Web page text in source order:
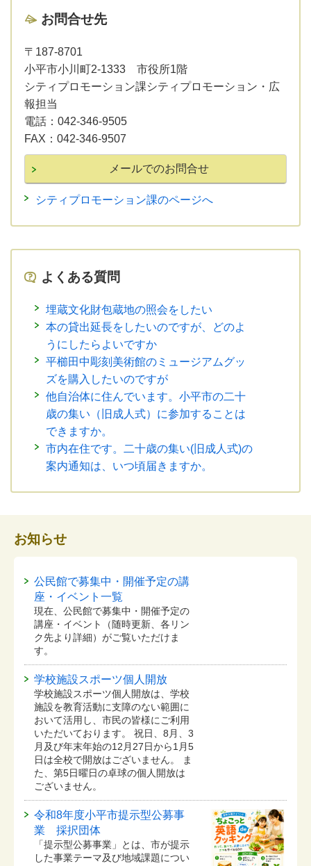
お問合せ先
〒187-8701
小平市小川町2-1333 市役所1階
シティプロモーション課シティプロモーション・広
報担当
電話： 042-346-9505
FAX： 042-346-9507
シティプロモーション課のページへ
よくある質問
埋蔵文化財包蔵地の照会をしたい
本の貸出延長をしたいのですが、どのよ
うにしたらよいですか
平櫛田中彫刻美術館のミュージアムグッ
ズを購入したいのですが
他自治体に住んでいます。小平市の二十
歳の集い（旧成人式）に参加することは
できますか。
市内在住です。二十歳の集い(旧成人式)の
案内通知は、いつ頃届きますか。
お知らせ
公民館で募集中・開催予定の講
座・イベント一覧
現在、公民館で募集中・開催予定の
講座・イベント（随時更新、各リン
ク先より詳細）がご覧いただけま
す。
学校施設スポーツ個人開放
学校施設スポーツ個人開放は、学校
施設を教育活動に支障のない範囲に
おいて活用し、市民の皆様にご利用
いただいております。 祝日、8月、3
月及び年末年始の12月27日から1月5
日は全校で開放はございません。 ま
た、第5日曜日の卓球の個人開放は
ございません。
令和8年度小平市提示型公募事
業 採択団体
「提示型公募事業」とは、市が提示
した事業テーマ及び地域課題につい